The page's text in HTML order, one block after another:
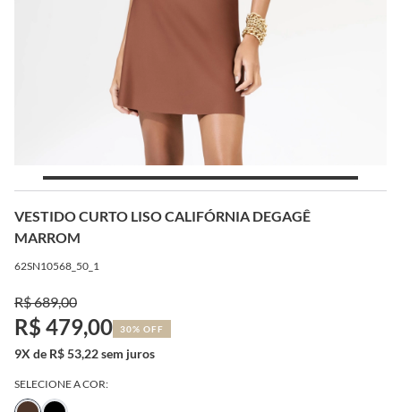
VESTIDO CURTO LISO CALIFÓRNIA DEGAGÊ
MARROM
62SN10568_50_1
R$ 689,00
R$ 479,00 30% OFF
9X de R$ 53,22 sem juros
SELECIONE A COR: